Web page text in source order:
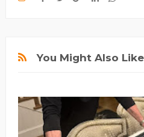
You Might Also Like